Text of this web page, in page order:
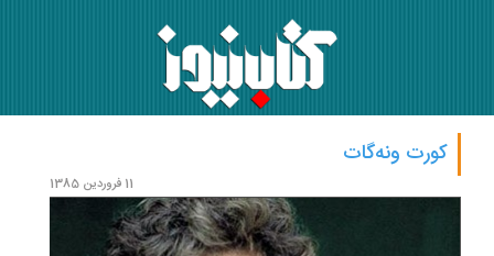
کورت ونه‌گات
11 فروردین 1385